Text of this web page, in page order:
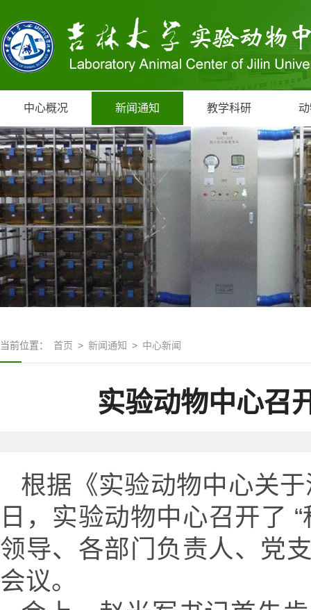
中心概况 新闻通知 教学科研
当前位置： 首页 > 新闻通知 > 中心新闻
实验动物中心召
根据《实验动物中心关
日，实验动物中心召开了
领导、各部门负责人、党
会议。